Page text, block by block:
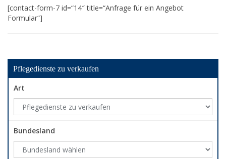
[contact-form-7 id=“14″ title=“Anfrage für ein Angebot
Formular“]
Pflegedienste zu verkaufen
Art
Bundesland